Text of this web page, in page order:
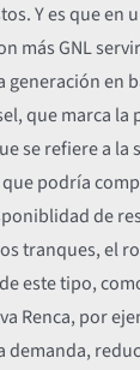
Y es que en
más GNL
en
que marca la
se refiere a la
podría
de
tranques, el
este tipo,
Renca, por
demanda,